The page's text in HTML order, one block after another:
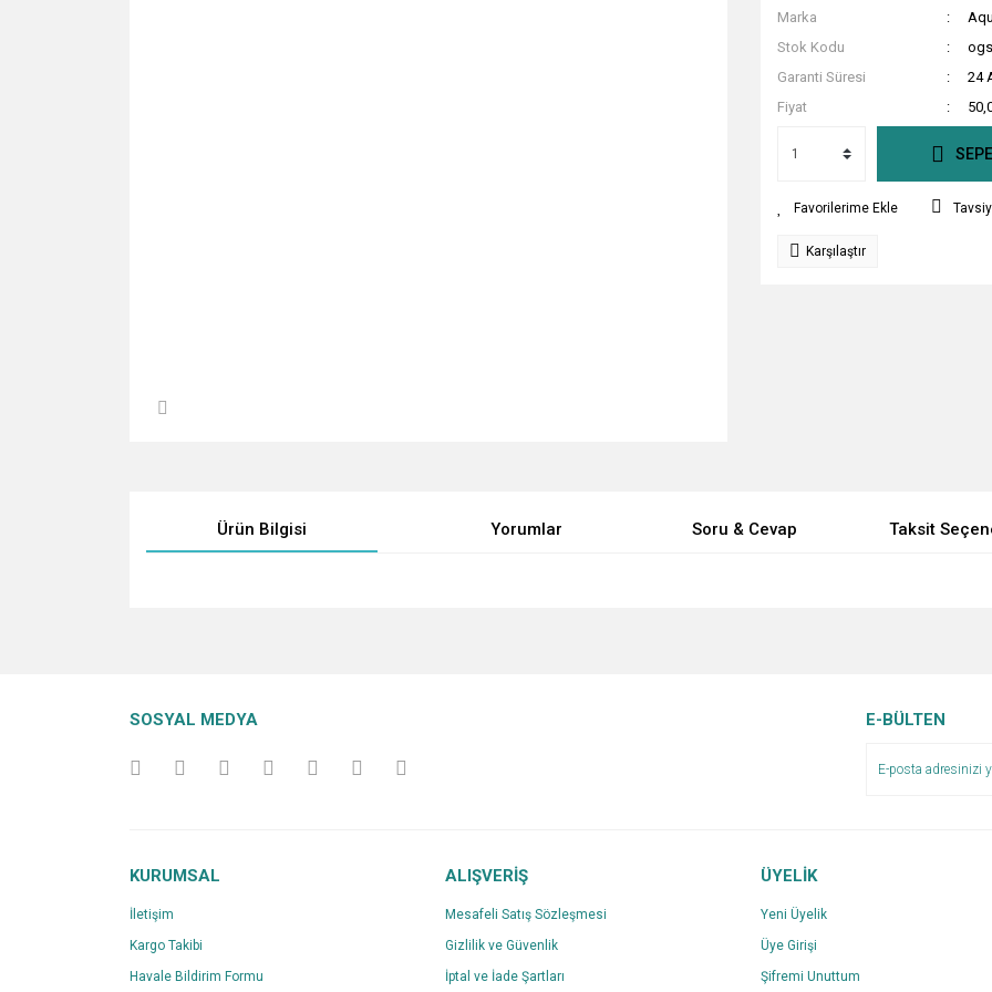
Marka
Stok Kodu
Garanti Süresi
24
Fiyat
Karşılaştır
Ürün Bilgisi Yorumlar Soru & Cevap Taksit
Ürün açıklamasında eksik bilgiler bulunuyor.
SOSYAL MEDYA E-BÜLTEN
KURUMSAL
İletişim
Kargo Takibi
Havale Bildirim Formu
ALIŞVERİŞ
Mesafeli Satış Sözleşmesi
Gizlilik ve Güvenlik
İptal ve İade Şartları
ÜYELİK
Yeni Üyelik
Üye Girişi
Şifremi Unuttum